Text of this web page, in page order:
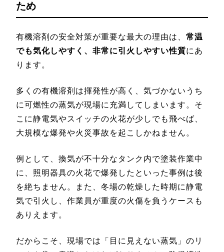
ため
有機溶剤の安全対策が重要な最大の理由は、 常温
でも気化しやすく、非常に引火しやすい性質にあ
ります。
多くの有機溶剤は揮発性が高く、気づかないうち
に可燃性の蒸気が現場に充満してしまいます。そ
こに静電気やスイッチの火花が少しでも飛べば、
大規模な爆発や火災事故を起こしかねません。
例として、換気が不十分なタンク内で塗装作業中
に、照明器具の火花で爆発したといった事例は後
を絶ちません。また、冬場の乾燥した時期に静電
気で引火し、作業員が重度の火傷を負うケースも
ありえます。
だからこそ、現場では「目に見えない蒸気」のリ